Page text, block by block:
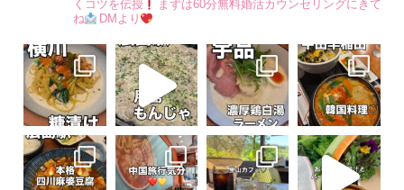
くコツを伝授
まずは60分無料婚活カウンセリングにきて
ね
DMより